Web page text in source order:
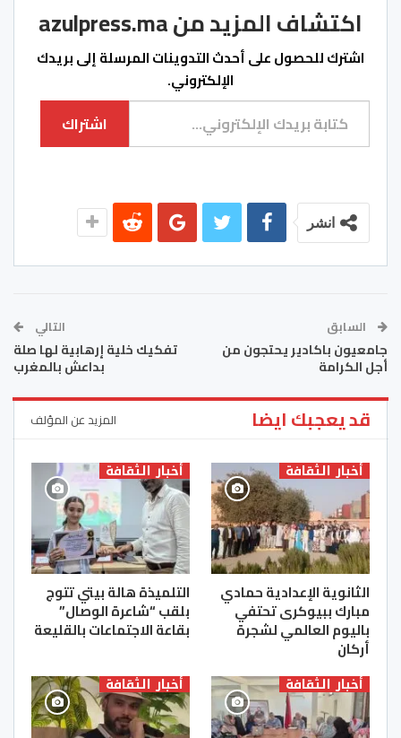
اكتشاف المزيد من azulpress.ma
اشترك للحصول على أحدث التدوينات المرسلة إلى بريدك
الإلكتروني.
كتابة بريدك الإلكتروني...
اشتراك
انشر
السابق
جامعيون باكادير يحتجون من
أجل الكرامة
التالي
تفكيك خلية إرهابية لها صلة
بداعش بالمغرب
قد يعجبك ايضا المزيد عن المؤلف
أخبار الثقافة
الثانوية الإعدادية حمادي
مبارك ببيوكرى تحتفي
باليوم العالمي لشجرة
أركان
أخبار الثقافة
التلميذة هالة بيتي تتوج
بلقب “شاعرة الوصال”
بقاعة الاجتماعات بالقليعة
أخبار الثقافة أخبار الثقافة